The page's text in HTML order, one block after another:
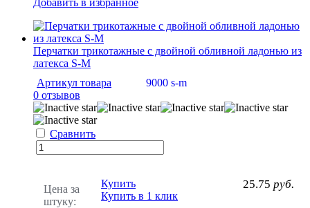
Перчатки трикотажные с двойной обливной ладонью из
латекса S-M
Артикул товара
9000 s-m
0 отзывов
Сравнить
Цена за
штуку:
25.75 руб.
Купить
Купить в 1 клик